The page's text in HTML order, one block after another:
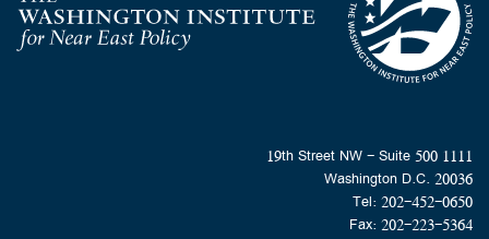
Homepage
1111 19th Street NW - Suite 500
Washington D.C. 20036
Tel: 202-452-0650
Fax: 202-223-5364